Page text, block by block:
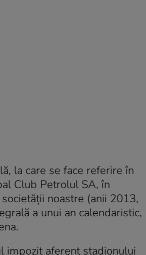
la care se face referire în
Club Petrolul SA, în
noastre (anii 2013,
a unui an calendaristic,
impozit aferent stadionului